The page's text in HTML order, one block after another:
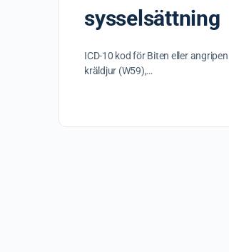
sysselsättning
ICD-10 kod för Biten eller
kräldjur (W59),…